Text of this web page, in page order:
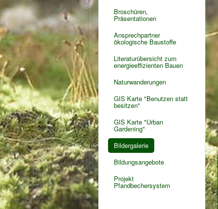
Broschüren,
Präsentationen
Ansprechpartner
ökologische Baustoffe
Literaturübersicht zum
energieeffizienten Bauen
Naturwanderungen
GIS Karte "Benutzen statt
besitzen"
GIS Karte "Urban
Gardening"
Bildergalerie
Bildungsangebote
Projekt
Pfandbechersystem